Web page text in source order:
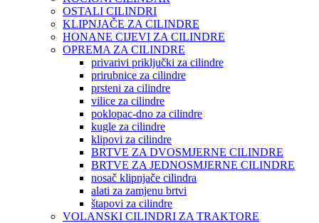
OSTALI CILINDRI
KLIPNJAČE ZA CILINDRE
HONANE CIJEVI ZA CILINDRE
OPREMA ZA CILINDRE
privarivi priključki za cilindre
prirubnice za cilindre
prsteni za cilindre
vilice za cilindre
poklopac-dno za cilindre
kugle za cilindre
klipovi za cilindre
BRTVE ZA DVOSMJERNE CILINDRE
BRTVE ZA JEDNOSMJERNE CILINDRE
nosač klipnjače cilindra
alati za zamjenu brtvi
štapovi za cilindre
VOLANSKI CILINDRI ZA TRAKTORE